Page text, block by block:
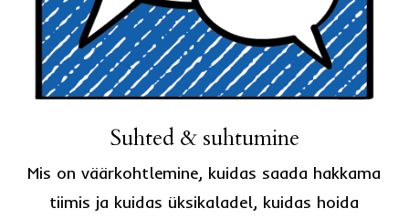
Suhted & suhtumine
Mis on väärkohtlemine, kuidas saada hakkama
tiimis ja kuidas üksikaladel, kuidas hoida